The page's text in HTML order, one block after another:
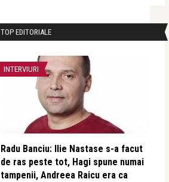
TOP EDITORIALE
INTERVIURI
Radu Banciu: Ilie Nastase s-a facut
de ras peste tot, Hagi spune numai
tampenii, Andreea Raicu era ca